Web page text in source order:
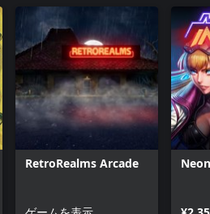
RetroRealms Arcade